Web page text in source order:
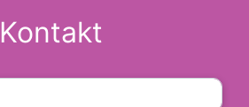
Kontakt